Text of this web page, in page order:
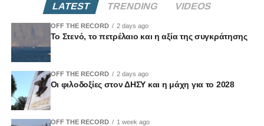
LATEST TRENDING VIDEOS
OFF THE RECORD 2 days ago
Το Στενό, το πετρέλαιο και η αξία της συγκράτησης
OFF THE RECORD 2 days ago
Οι φιλοδοξίες στον ΔΗΣΥ και η μάχη για το 2028
OFF THE RECORD 1 week ago